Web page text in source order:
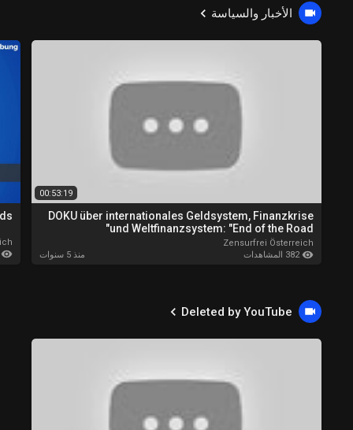
الأخبار والسياسة
00:53:19
DOKU über internationales Geldsystem, Finanzkrise
und Weltfinanzsystem: "End of the Road"
Zensurfrei Österreich
382 المشاهدات
منذ 5 سنوات
Deleted by YouTube